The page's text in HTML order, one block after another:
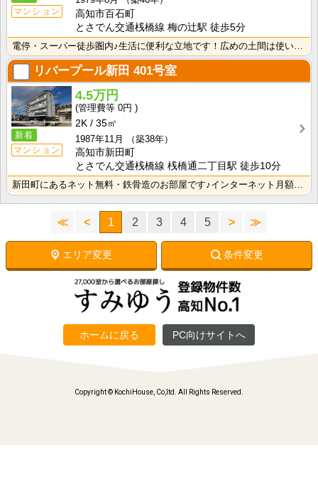
マンション
高知市百石町
とさでん交通桟橋線 梅の辻駅 徒歩5分
電停・スーパー徒歩圏内♪生活に便利な立地です！広めの土間は使い方いろいろ♪ウォークインクローゼットが･･･
リバープール新田 401号室
新着
マンション
4.5万円
0円
2K
35㎡
1987年11月
（築38年）
高知市新田町
とさでん交通桟橋線 桟橋通二丁目駅 徒歩10分
新田町にあるネット無料・鉄骨造のお部屋です♪インターネット月額接続利用料無料なので生活費の節約になり･･･
≪ < 1 2 3 4 5 > ≫
エリア変更 条件変更
ホームに戻る PC向けサイトへ
Copyright © KochiHouse, Co,ltd. All Rights Reserved.